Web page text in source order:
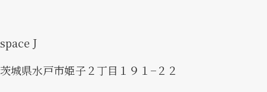
space J
茨城県水戸市姫子２丁目１９１−２２